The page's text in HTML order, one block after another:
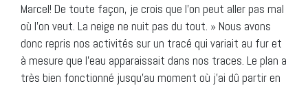
Marcel! De toute façon, je crois que l’on peut aller pas mal
où l’on veut. La neige ne nuit pas du tout. » Nous avons
donc repris nos activités sur un tracé qui variait au fur et
à mesure que l’eau apparaissait dans nos traces. Le plan a
très bien fonctionné jusqu’au moment où j’ai dû partir en